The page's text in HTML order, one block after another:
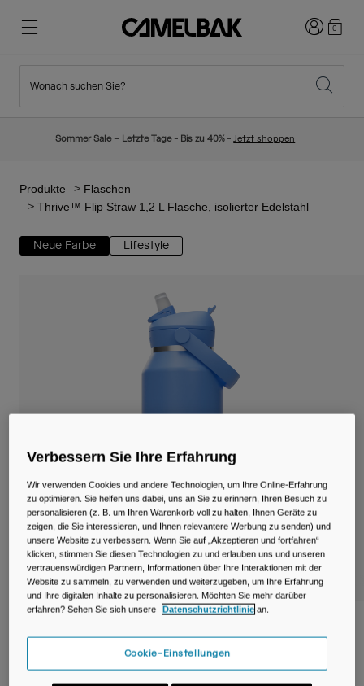
Neuigkeiten
Trinkrucksäcke
Sport Trinkflaschen
Trinkblasen
Zubehör
Alle kaufen
Wandern
Weg mit Wegwerfartikel
Anmelden
0
Wonach suchen Sie?
Sommer Sale – Letzte Tage - Bis zu 40% -Jetzt shoppen
Produkte
Flaschen
Thrive™ Flip Straw 1,2 L Flasche, isolierter Edelstahl
Neue Farbe Lifestyle
Edelstahl
Verbessern Sie Ihre Erfahrung
Wir verwenden Cookies und andere Technologien, um Ihre Online-Erfahrung
zu optimieren. Sie helfen uns dabei, uns an Sie zu erinnern, Ihren Besuch zu
personalisieren (z. B. um Ihren Warenkorb voll zu halten, Ihnen Geräte zu
zeigen, die Sie interessieren, und Ihnen relevantere Werbung zu senden) und
unsere Website zu verbessern. Wenn Sie auf „Akzeptieren und fortfahren“
klicken, stimmen Sie diesen Technologien zu und erlauben uns und unseren
vertrauenswürdigen Partnern, Informationen über Ihre Interaktionen mit der
Website zu sammeln, zu verwenden und weiterzugeben, um Ihre Erfahrung
und Ihre digitalen Inhalte zu personalisieren. Möchten Sie mehr darüber
erfahren? Sehen Sie sich unsere
Datenschutzrichtlinie an.
Cookie-Einstellungen